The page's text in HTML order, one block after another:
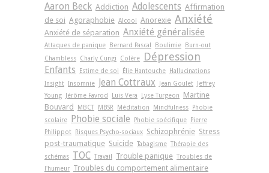
Aaron Beck Addiction Adolescents Affirmation
de soi Agoraphobie Alcool Anorexie Anxiété
Anxiété de séparation Anxiété généralisée
Attaques de panique Bernard Pascal Boulimie Burn-out
Chambless Charly Cungi Colère Dépression
Enfants Estime de soi Élie Hantouche Hallucinations
Insight Insomnie Jean Cottraux Jean Goulet Jeffrey
Young Jérôme Favrod Luis Vera Lyse Turgeon
Martine
Bouvard
MBCT MBSR Méditation Mindfulness Phobie
scolaire
Phobie sociale Phobie spécifique Pierre
Philippot Risques Psycho-sociaux Schizophrénie Stress
post-traumatique Suicide Tabagisme Thérapie des
schémas TOC Travail Trouble panique Troubles de
l'humeur Troubles du comportement alimentaire